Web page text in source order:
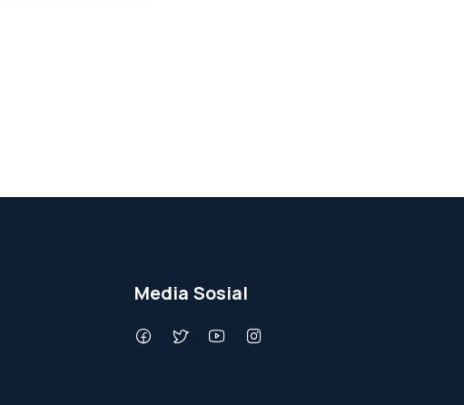
Media Sosial